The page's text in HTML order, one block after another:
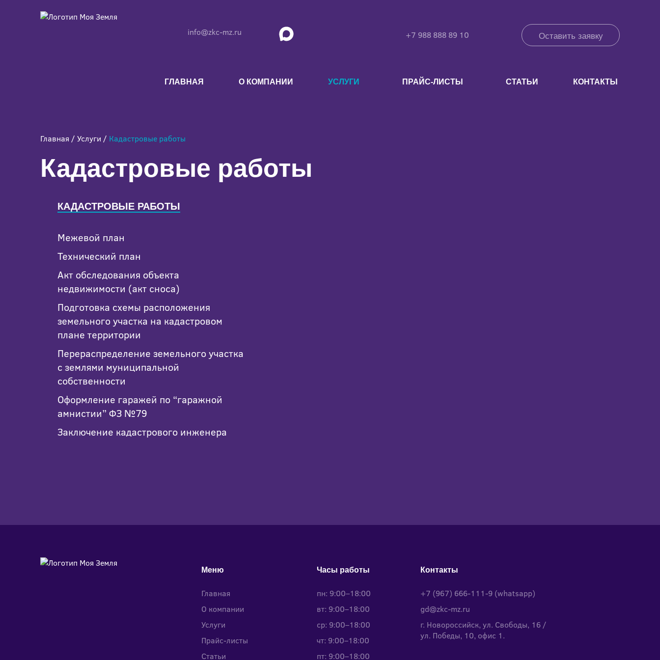
info@zkc-mz.ru +7 988 888 89 10 Оставить заявку
ГЛАВНАЯ О КОМПАНИИ УСЛУГИ ПРАЙС-ЛИСТЫ СТАТЬИ КОНТАКТЫ
Главная / Услуги / Кадастровые работы
Кадастровые
Новороссийске
Кадастровые работы
КАДАСТРОВЫЕ РАБОТЫ
Межевой план
Технический план
Акт обследования объекта
недвижимости (акт сноса)
Подготовка схемы расположения
земельного участка на кадастровом
плане территории
Перераспределение земельного участка
с землями муниципальной
собственности
Оформление гаражей по “гаражной
амнистии” ФЗ №79
Заключение кадастрового инженера
Меню
Главная
О компании
Услуги
Прайс-листы
Статьи
Часы работы
пн: 9:00–18:00
вт: 9:00–18:00
ср: 9:00–18:00
чт: 9:00–18:00
пт: 9:00–18:00
Контакты
+7 (967) 666-111-9 (whatsapp)
gd@zkc-mz.ru
г. Новороссийск, ул. Свободы, 16 /
ул. Победы, 10, офис 1.